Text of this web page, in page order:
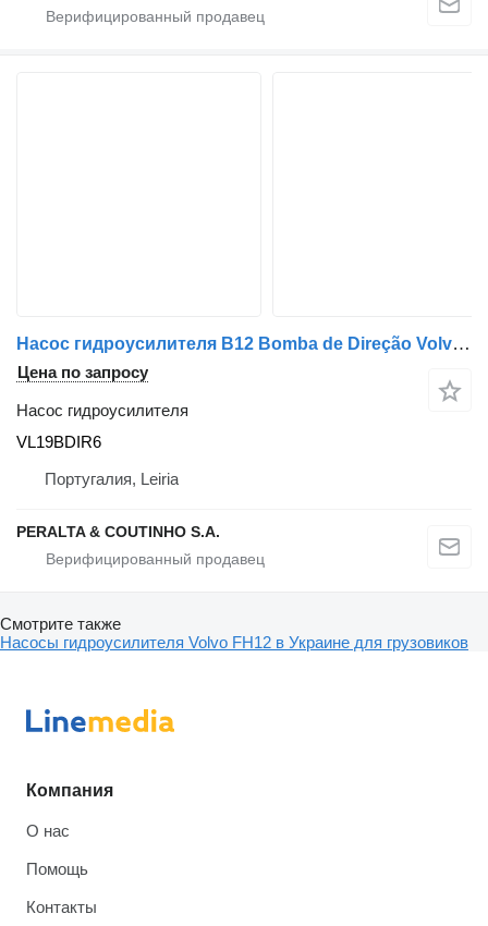
Насос гидроусилителя B12 Bomba de Direção Volvo VL19BDIR6 для грузовика Volvo B12;FL12;FH12
Цена по запросу
Насос гидроусилителя
VL19BDIR6
Португалия, Leiria
PERALTA & COUTINHO S.A.
Смотрите также
Насосы гидроусилителя Volvo FH12 в Украине для грузовиков
Компания
О нас
Помощь
Контакты